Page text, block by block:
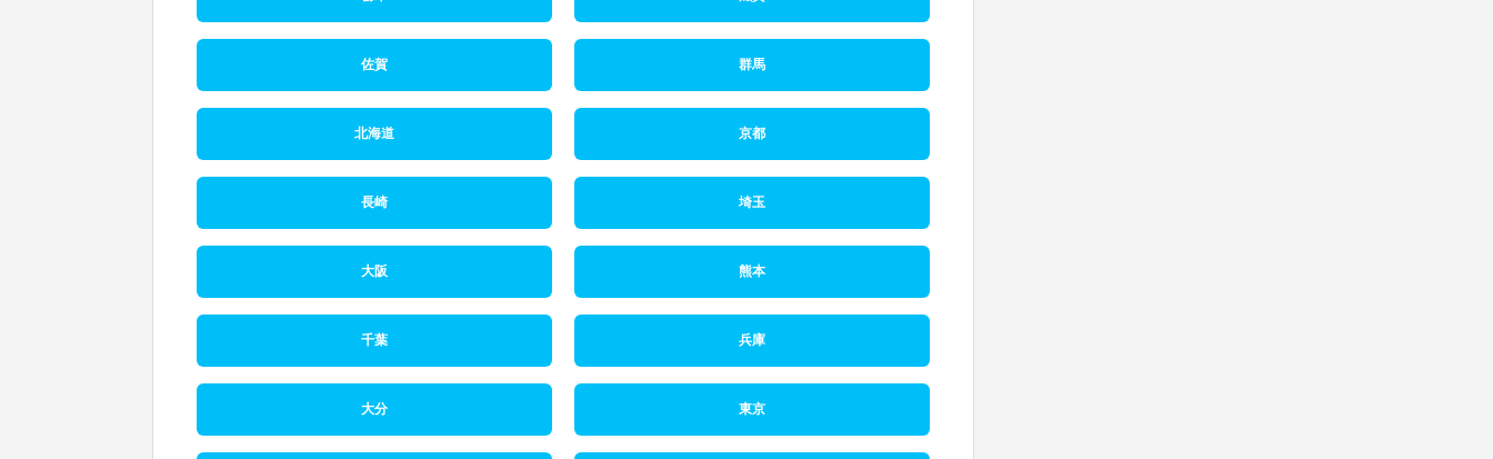
佐賀 群馬
北海道 京都
長崎 埼玉
大阪 熊本
千葉 兵庫
大分 東京